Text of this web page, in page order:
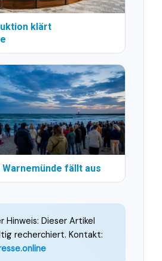
klärt
fällt aus
Hinweis: Dieser Artikel
recherchiert. Kontakt: